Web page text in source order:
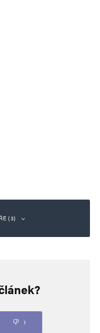
(3)
1